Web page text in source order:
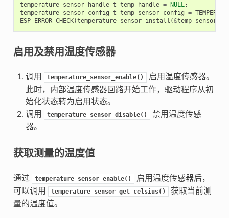
temperature_sensor_handle_t temp_handle = NULL;
temperature_sensor_config_t temp_sensor_config =
ESP_ERROR_CHECK(temperature_sensor_install (&
启用及禁用温度传感器
调用 temperature_sensor_enable()
启用温度传感器。
此时，内部温度传感器回路开始工作，驱动程序从初
始化状态转为启用状态。
调用
temperature_sensor_disable()
禁用温度传感
器。
获取测量的温度值
通过 temperature_sensor_enable()
启用温度传感器后，
可以调用
temperature_sensor_get_celsius()
获取当前测
量的温度值。